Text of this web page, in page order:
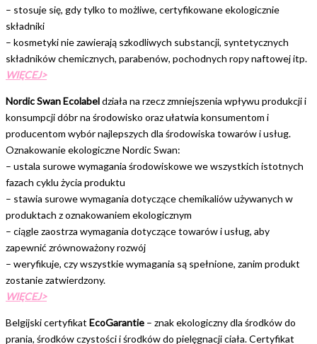
– stosuje się, gdy tylko to możliwe, certyfikowane ekologicznie
składniki
– kosmetyki nie zawierają szkodliwych substancji, syntetycznych
składników chemicznych, parabenów, pochodnych ropy naftowej itp.
WIĘCEJ>
Nordic Swan Ecolabeldziała na rzecz zmniejszenia wpływu produkcji i
konsumpcji dóbr na środowisko oraz ułatwia konsumentom i
producentom wybór najlepszych dla środowiska towarów i usług.
Oznakowanie ekologiczne Nordic Swan:
– ustala surowe wymagania środowiskowe we wszystkich istotnych
fazach cyklu życia produktu
– stawia surowe wymagania dotyczące chemikaliów używanych w
produktach z oznakowaniem ekologicznym
– ciągle zaostrza wymagania dotyczące towarów i usług, aby
zapewnić zrównoważony rozwój
– weryfikuje, czy wszystkie wymagania są spełnione, zanim produkt
zostanie zatwierdzony.
WIĘCEJ>
Belgijski certyfikat EcoGarantie – znak ekologiczny dla środków do
prania, środków czystości i środków do pielęgnacji ciała. Certyfikat